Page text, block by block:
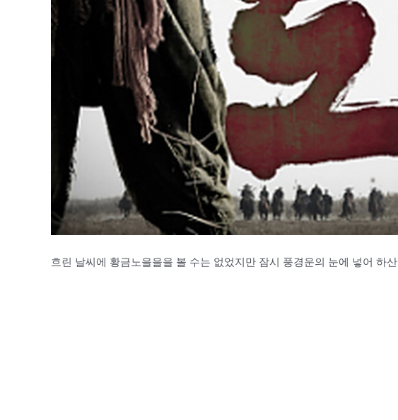
흐린 날씨에 황금노을을을 볼 수는 없었지만 잠시 풍경운의 눈에 넣어 하산